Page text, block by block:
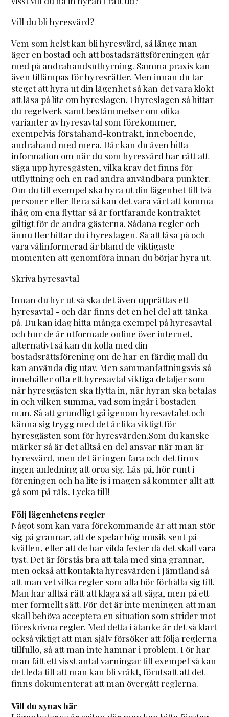
Vill du bli hyresvärd?
Vem som helst kan bli hyresvärd, så länge man
äger en bostad och att bostadsrättsföreningen går
med på andrahandsuthyrning. Samma praxis kan
även tillämpas för hyresrätter. Men innan du tar
steget att hyra ut din lägenhet så kan det vara klokt
att läsa på lite om hyreslagen. I hyreslagen så hittar
du regelverk samt bestämmelser om olika
varianter av hyresavtal som förekommer,
exempelvis förstahand-kontrakt, inneboende,
andrahand med mera. Där kan du även hitta
information om när du som hyresvärd har rätt att
säga upp hyresgästen, vilka krav det finns för
utflyttning och en rad andra användbara punkter.
Om du till exempel ska hyra ut din lägenhet till två
personer eller flera så kan det vara värt att komma
ihåg om ena flyttar så är fortfarande kontraktet
giltigt för de andra gästerna. Sådana regler och
ännu fler hittar du i hyreslagen. Så att läsa på och
vara välinformerad är bland de viktigaste
momenten att genomföra innan du börjar hyra ut.
Skriva hyresavtal
Innan du hyr ut så ska det även upprättas ett
hyresavtal - och där finns det en hel del att tänka
på. Du kan idag hitta många exempel på hyresavtal
och hur de är utformade online över internet,
alternativt så kan du kolla med din
bostadsrättsförening om de har en färdig mall du
kan använda dig utav. Men sammanfattningsvis så
innehåller ofta ett hyresavtal viktiga detaljer som
när hyresgästen ska flytta in, när hyran ska betalas
in och vilken summa, vad som ingår i bostaden
m.m. Så att grundligt gå igenom hyresavtalet och
känna sig trygg med det är lika viktigt för
hyresgästen som för hyresvärden.Som du kanske
märker så är det alltså en del ansvar när man är
hyresvärd, men det är ingen fara och det finns
ingen anledning att oroa sig. Läs på, hör runt i
föreningen och ha lite is i magen så kommer allt att
gå som på räls. Lycka till!
Följ lägenhetens regler
Något som kan vara förekommande är att man stör
sig på grannar, att de spelar hög musik sent på
kvällen, eller att de har vilda fester då det skall vara
tyst. Det är förstås bra att tala med sina grannar,
men också att kontakta hyresvärden i Jämtland så
att man vet vilka regler som alla bör förhålla sig till.
Man har alltså rätt att klaga så att säga, men på ett
mer formellt sätt. För det är inte meningen att man
skall behöva acceptera en situation som strider mot
föreskrivna regler. Med detta i åtanke är det så klart
också viktigt att man själv försöker att följa reglerna
tillfullo, så att man inte hamnar i problem. För har
man fått ett visst antal varningar till exempel så kan
det leda till att man kan bli vräkt, förutsatt att det
finns dokumenterat att man övergått reglerna.
Vill du synas här